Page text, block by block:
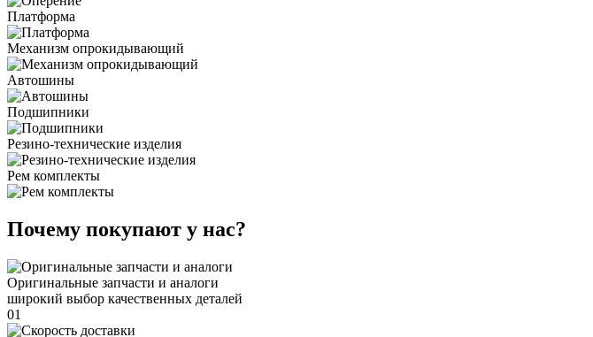
Платформа
Механизм опрокидывающий
Автошины
Подшипники
Резино-технические изделия
Рем комплекты
Почему покупают у нас?
Оригинальные запчасти и аналоги
широкий выбор качественных деталей
01